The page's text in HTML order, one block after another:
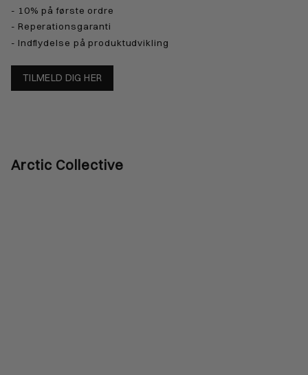
- 10% på første ordre
- Reperationsgaranti
- Indflydelse på produktudvikling
TILMELD DIG HER
Arctic Collective